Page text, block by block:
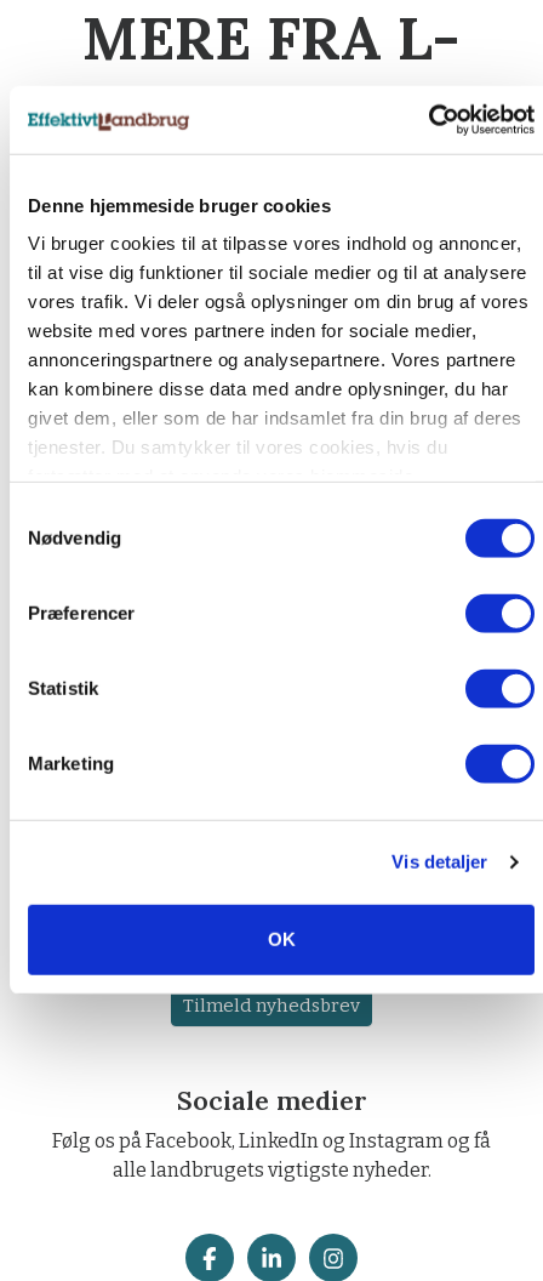
Denne hjemmeside bruger cookies
Vi bruger cookies til at tilpasse vores indhold og annoncer,
til at vise dig funktioner til sociale medier og til at analysere
vores trafik. Vi deler også oplysninger om din brug af vores
website med vores partnere inden for sociale medier,
annonceringspartnere og analysepartnere. Vores partnere
kan kombinere disse data med andre oplysninger, du har
givet dem, eller som de har indsamlet fra din brug af deres
tjenester. Du samtykker til vores cookies, hvis du
Nødvendig
Præferencer
Statistik
Marketing
Vis detaljer
OK
MERE FRA L-
MEDIEHUS
Abonnement
Abonner på dagbladet Effektivt Landbrug eller en af
vores lokale ugeaviser.
Køb abonnement
Apps
Tilmeld nyhedsbrev
Sociale medier
Følg os på Facebook, LinkedIn og Instagram og få
alle landbrugets vigtigste nyheder.